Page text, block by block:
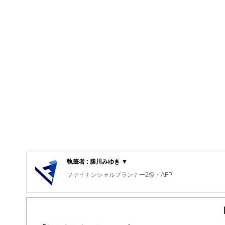
執筆者 : 勝川みゆき ▼
ファイナンシャルプランナー2級・AFP